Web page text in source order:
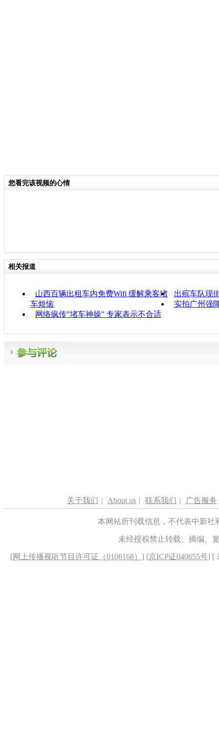
您看完该视频的心情
相关报道
山西百辆出租车内免费Wifi 缓解乘客堵
车烦恼
出殡车队现
实拍广州强
网络疯传"堵车神操" 专家表示不合适
关于我们 | About us | 联系我们 | 广告服务
本网站所刊载信息，不代表中新
未经授权禁止转载、摘编、
[网上传播视听节目许可证（0106168） ] [京ICP证040655号] [